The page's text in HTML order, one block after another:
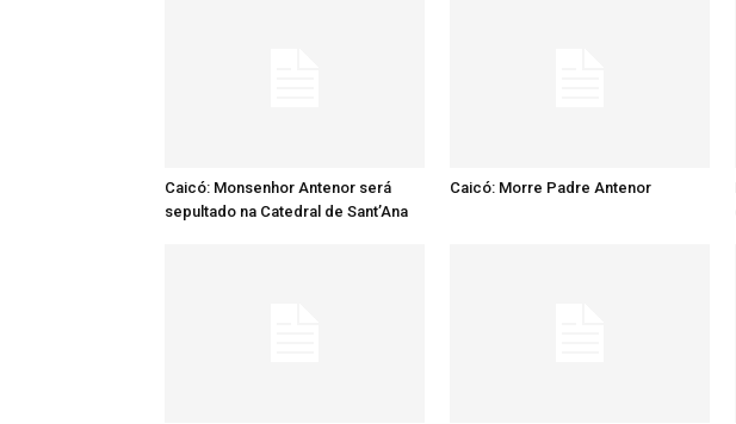
Caicó: Monsenhor Antenor será
sepultado na Catedral de Sant’Ana
Caicó: Morre Padre Antenor